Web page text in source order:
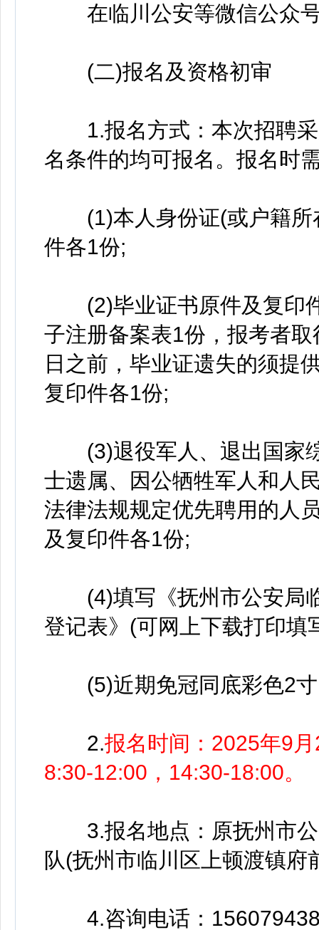
在临川公安等微信公众号
(二)报名及资格初审
1.报名方式：本次招聘采
名条件的均可报名。报名时
(1)本人身份证(或户籍所
件各1份;
(2)毕业证书原件及复印
子注册备案表1份，报考者
日之前，毕业证遗失的须提
复印件各1份;
(3)退役军人、退出国家
士遗属、因公牺牲军人和人
法律法规规定优先聘用的人
及复印件各1份;
(4)填写《抚州市公安局
登记表》(可网上下载打印填
(5)近期免冠同底彩色2寸
2.报名时间：2025年9
8:30-12:00，14:30-18:00。
3.报名地点：原抚州市公
队(抚州市临川区上顿渡镇
4.咨询电话：